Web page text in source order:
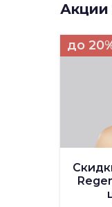
Акции
до